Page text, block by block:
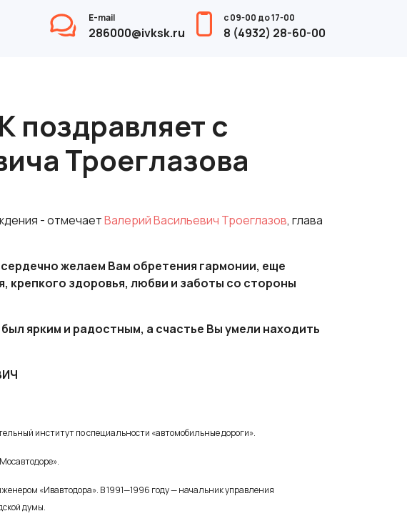
E-mail
286000@ivksk.ru
с 09-00 до 17-00
8 (4932) 28-60-00
поздравляет с
Троеглазова
- отмечаетВалерий Васильевич Троеглазов, глава
желаем Вам обретения гармонии, еще
крепкого здоровья, любви и заботы со стороны
ярким и радостным, а счастье Вы умели находить
институт по специальности «автомобильные дороги».
«Ивавтодора». В 1991—1996 году — начальник управления
думы.